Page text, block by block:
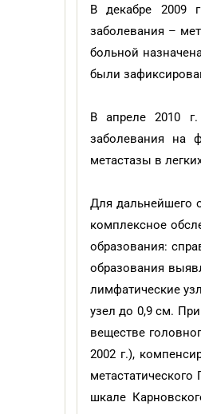
В декабре 2009
заболевания –
больной
были
В апреле 2010 г.
заболевания на
метастазы в
Для дальнейшего
комплексное
образования:
образования
лимфатические
узел до 0,9 см.
веществе
2002 г.),
шкале